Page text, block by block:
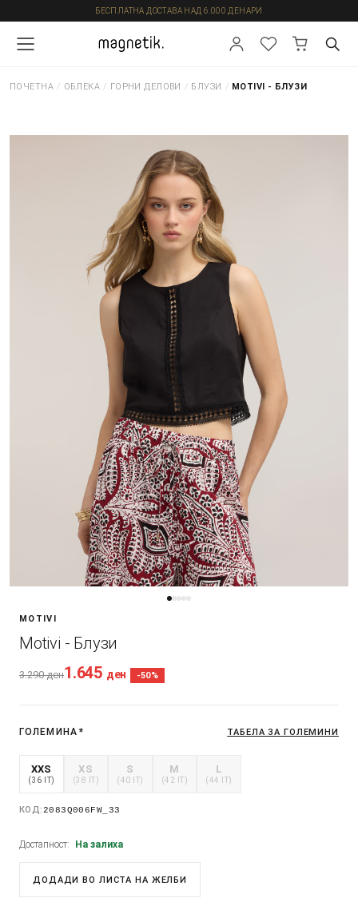
БЕСПЛАТНА ДОСТАВА НАД 6.000 ДЕНАРИ
ПОЧЕТНА / ОБЛЕКА / ГОРНИ ДЕЛОВИ / БЛУЗИ / MOTIVI - БЛУЗИ
MOTIVI
Motivi - Блузи
3.290ден1.645 ден -50%
ГОЛЕМИНА * ТАБЕЛА ЗА ГОЛЕМИНИ
XXS
(36 IT)
XS
(38 IT)
S
(40 IT)
M
(42 IT)
L
(44 IT)
КОД:2083Q006FW_33
Достапност: На залиха
ДОДАДИ ВО ЛИСТА НА ЖЕЛБИ